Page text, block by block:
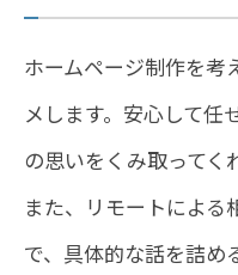
ホームページ制作を考
メします。安心して任
の思いをくみ取ってく
また、リモートによる
で、具体的な話を詰め